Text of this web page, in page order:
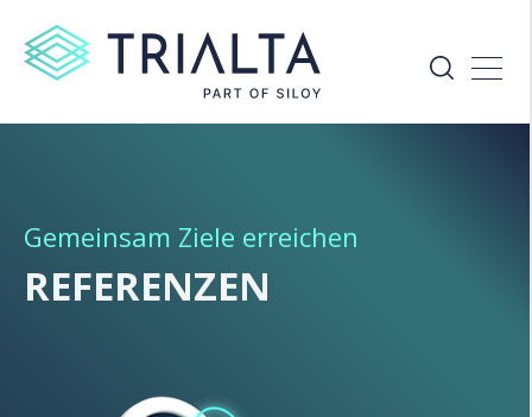
Gemeinsam Ziele erreichen
REFERENZEN